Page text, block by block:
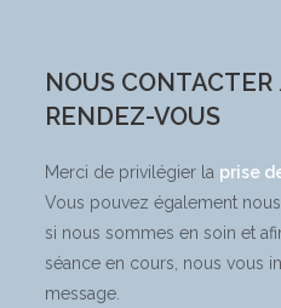
NOUS
RENDEZ-VOUS
Merci de privilégier la prise
Vous pouvez également
si nous sommes en soin et
séance en cours, nous vous
message.